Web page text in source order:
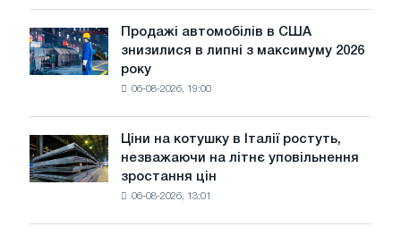
Ярославля
тільки
ЕДП:
PwC
Продажі
автомобілів
в
липні
з
року
Продажі автомобілів в США
знизилися в липні з максимуму 2026
року
06-08-2026, 19:00
Ціни
на
котушку
Ціни на котушку в Італії ростуть,
незважаючи на літнє уповільнення
зростання цін
06-08-2026, 13:01